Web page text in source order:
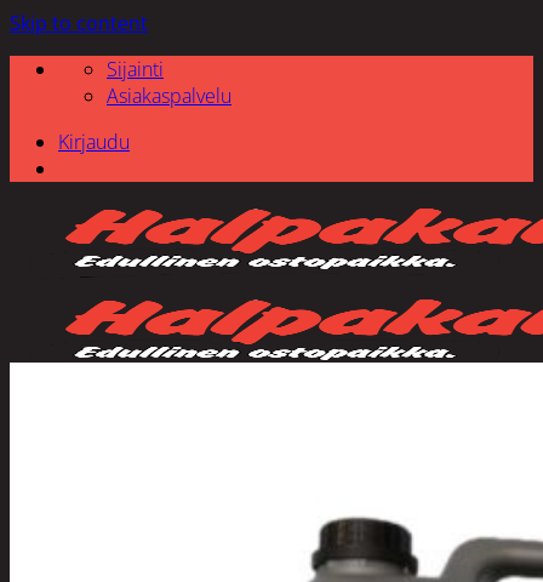
Skip to content
Sijainti
Asiakaspalvelu
Kirjaudu